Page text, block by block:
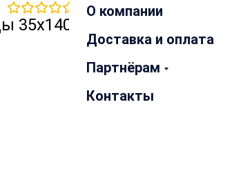
О компании
Доставка и оплата
Партнёрам
Контакты
отзывов
35х140х2000 мм